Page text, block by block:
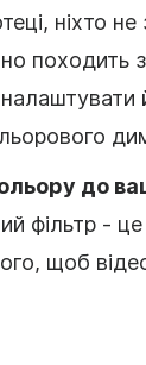
ніхто
походить
до
фільтр -
щоб